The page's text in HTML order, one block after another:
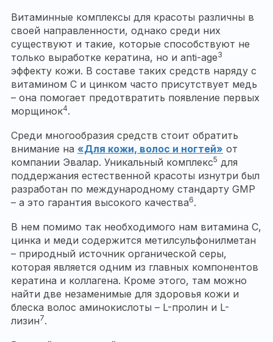
Витаминные комплексы для красоты различны в
своей направленности, однако среди них
существуют и такие, которые способствуют не
только выработке кератина, но и anti-age3
эффекту кожи. В составе таких средств наряду с
витамином C и цинком часто присутствует медь
– она помогает предотвратить появление первых
морщинок4.
Среди многообразия средств стоит обратить
внимание на «Для кожи, волос и ногтей» от
компании Эвалар. Уникальный комплекс5 для
поддержания естественной красоты изнутри был
разработан по международному стандарту GMP
– а это гарантия высокого качества6.
В нем помимо так необходимого нам витамина С,
цинка и меди содержится метилсульфонилметан
– природный источник органической серы,
которая является одним из главных компонентов
кератина и коллагена. Кроме этого, там можно
найти две незаменимые для здоровья кожи и
блеска волос аминокислоты – L-пролин и L-
лизин7.